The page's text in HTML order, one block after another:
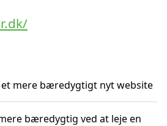
et mere bæredygtigt nyt website
bæredygtig ved at leje en